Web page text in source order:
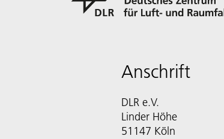
Anschrift
DLR e.V.
Linder Höhe
51147 Köln